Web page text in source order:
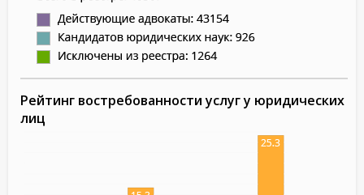
Рейтинг востребованности услуг у юридических
лиц